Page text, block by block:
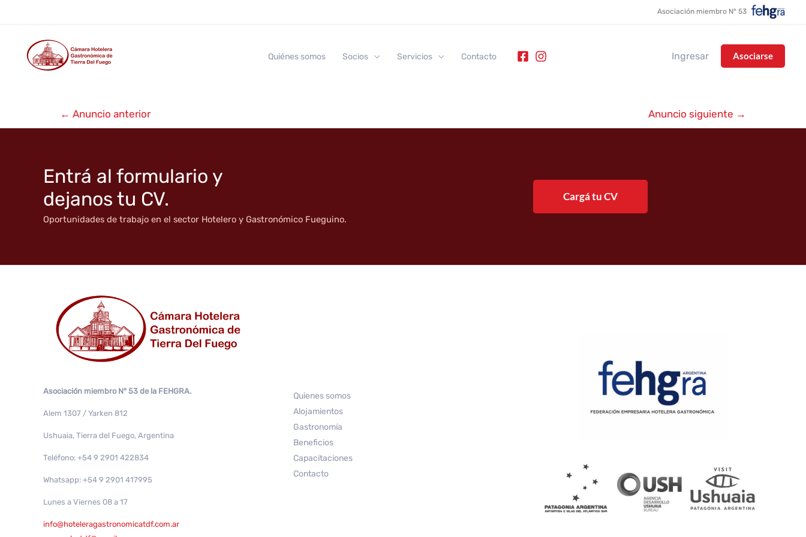
contenido
Asociación miembro N° 53
Quiénes somos Socios Servicios Contacto Ingresar Asociarse
Navegación
de
← Anuncio anterior Anuncio siguiente →
Entrá al formulario y
dejanos tu CV.
Oportunidades de trabajo en el sector Hotelero y Gastronómico Fueguino.
Cargá tu CV
Asociación miembro N° 53 de la FEHGRA.
Alem 1307 / Yarken 812
Ushuaia, Tierra del Fuego, Argentina
Teléfono: +54 9 2901 422834
Whatsapp: +54 9 2901 417995
Lunes a Viernes 08 a 17
info@hoteleragastronomicatdf.com.ar
Quienes somos
Alojamientos
Gastronomía
Beneficios
Capacitaciones
Contacto